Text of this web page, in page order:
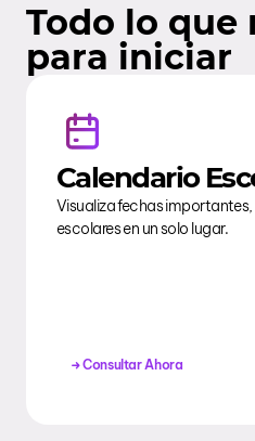
Todo lo que
para iniciar
Calendario
Visualiza fechas
escolares en un solo lugar.
Consultar Ahora